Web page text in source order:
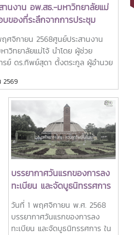
านงาน อพ.สธ.-มหาวิทยาลัยแม่
บของที่ระลึกจากการประชุม
ะนิทรรศการ ครั้งที่ 12
รไทย : หวนดูทรัพย์สิ่งสินตน”
ความขอบคุณต่อคณะกรรมการ
ศจิกายน 2568ศูนย์ประสานงาน
าวิทยาลัยแม่โจ้ นำโดย ผู้ช่วย
รย์ ดร.ทิพย์สุดา ตั้งตระกูล ผู้อำนวย
าสตราจารย์ ดร.เยาวนิตย์ ธาราฉาย
ยการศูนย์ฯ ได้มอบของที่ระลึกจาก
ชาการและนิทรรศการ ครั้งที่ 12
ไทย : หวนดูทรัพย์สิ่งสินตน” เพื่อ
ขอบคุณต่อคณะกรรมการดำเนิน
ที่ได้ร่วมแรงร่วมใจดำเนินงานจน
งไปด้วยดีในการนี้ ได้รับเกียรติจาก
ราจารย์ ดร.วีระพล ทองมา อธิการบดี
ยแม่โจ้ เป็นผู้รับมอบของที่ระลึก
2569
บรรยากาศวันแรกของการลง
ทะเบียน และจัดบูธนิทรรศการ
ในงานการประชุมวิชาการและ
นิทรรศการ ครั้งที่ 12
ทรัพยากรไทย : หวนดูทรัพย์
วันที่ 1 พฤศจิกายน พ.ศ. 2568
บรรยากาศวันแรกของการลง
ทะเบียน และจัดบูธนิทรรศการ ใน